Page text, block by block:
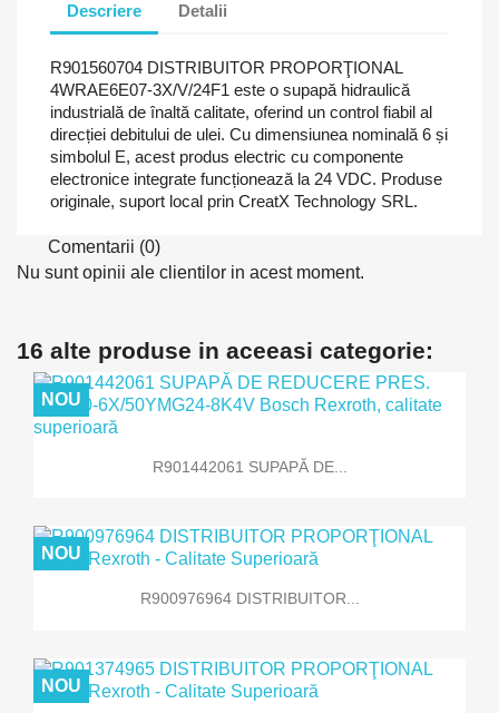
Descriere Detalii
R901560704 DISTRIBUITOR PROPORŢIONAL
4WRAE6E07-3X/V/24F1 este o supapă hidraulică
industrială de înaltă calitate, oferind un control fiabil al
direcției debitului de ulei. Cu dimensiunea nominală 6 și
simbolul E, acest produs electric cu componente
electronice integrate funcționează la 24 VDC. Produse
originale, suport local prin CreatX Technology SRL.
Comentarii (0)
Nu sunt opinii ale clientilor in acest moment.
16 alte produse in aceeasi categorie:
R901442061 SUPAPĂ DE...
NOU
R900976964 DISTRIBUITOR...
NOU
NOU